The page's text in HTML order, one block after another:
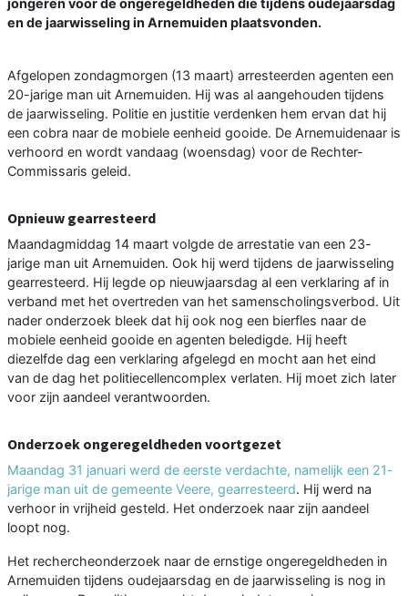
jongeren voor de ongeregeldheden die tijdens oudejaarsdag
en de jaarwisseling in Arnemuiden plaatsvonden.
Afgelopen zondagmorgen (13 maart) arresteerden agenten een
20-jarige man uit Arnemuiden. Hij was al aangehouden tijdens
de jaarwisseling. Politie en justitie verdenken hem ervan dat hij
een cobra naar de mobiele eenheid gooide. De Arnemuidenaar is
verhoord en wordt vandaag (woensdag) voor de Rechter-
Commissaris geleid.
Opnieuw gearresteerd
Maandagmiddag 14 maart volgde de arrestatie van een 23-
jarige man uit Arnemuiden. Ook hij werd tijdens de jaarwisseling
gearresteerd. Hij legde op nieuwjaarsdag al een verklaring af in
verband met het overtreden van het samenscholingsverbod. Uit
nader onderzoek bleek dat hij ook nog een bierfles naar de
mobiele eenheid gooide en agenten beledigde. Hij heeft
diezelfde dag een verklaring afgelegd en mocht aan het eind
van de dag het politiecellencomplex verlaten. Hij moet zich later
voor zijn aandeel verantwoorden.
Onderzoek ongeregeldheden voortgezet
Maandag 31 januari werd de eerste verdachte, namelijk een 21-
jarige man uit de gemeente Veere, gearresteerd. Hij werd na
verhoor in vrijheid gesteld. Het onderzoek naar zijn aandeel
loopt nog.
Het rechercheonderzoek naar de ernstige ongeregeldheden in
Arnemuiden tijdens oudejaarsdag en de jaarwisseling is nog in